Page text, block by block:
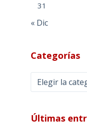
31
« Dic
Categorías
Categorías
Últimas